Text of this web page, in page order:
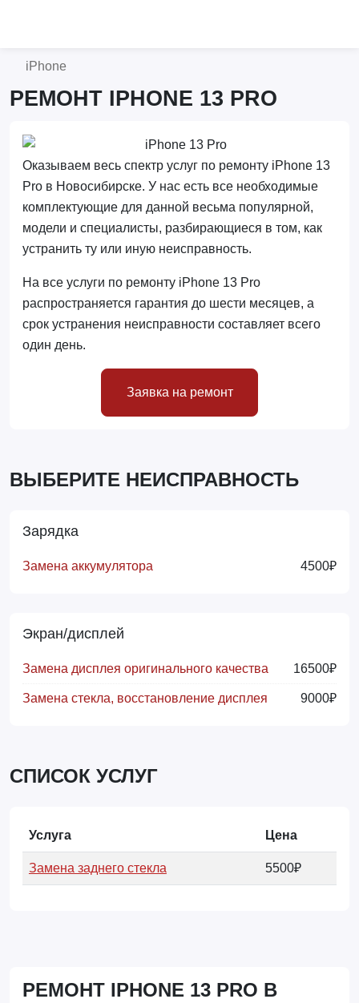
iPhone
РЕМОНТ IPHONE 13 PRO
Оказываем весь спектр услуг по ремонту iPhone 13
Pro в Новосибирске. У нас есть все необходимые
комплектующие для данной весьма популярной,
модели и специалисты, разбирающиеся в том, как
устранить ту или иную неисправность.
На все услуги по ремонту iPhone 13 Pro
распространяется гарантия до шести месяцев, а
срок устранения неисправности составляет всего
один день.
Заявка на ремонт
ВЫБЕРИТЕ НЕИСПРАВНОСТЬ
Зарядка
Замена аккумулятора 4500₽
Экран/дисплей
Замена дисплея оригинального качества 16500₽
Замена стекла, восстановление дисплея 9000₽
СПИСОК УСЛУГ
Услуга Цена
Замена заднего стекла 5500₽
РЕМОНТ IPHONE 13 PRO В